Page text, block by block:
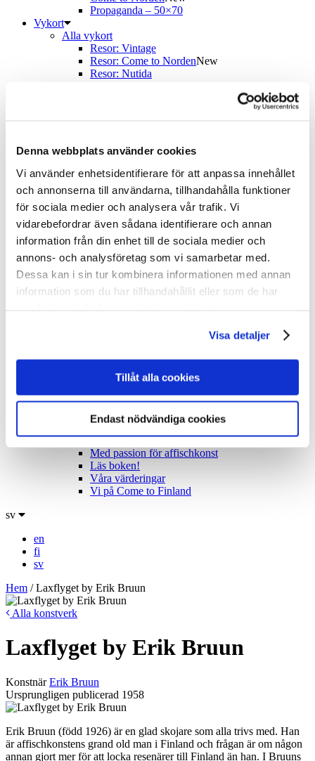
Denna webbplats använder cookies
Vi använder enhetsidentifierare för att anpassa innehållet
och annonserna till användarna, tillhandahålla funktioner
för sociala medier och analysera vår trafik. Vi
vidarebefordrar även sådana identifierare och annan
information från din enhet till de sociala medier och
annons- och analysföretag som vi samarbetar med.
Dessa kan i sin tur kombinera informationen med annan
information som du har tillhandahållit eller som de har
Visa detaljer
Tillåt alla cookies
Endast nödvändiga cookies
Propaganda – 50×70
Vykort
Alla vykort
Resor: Vintage
Resor: Come to NordenNew
Resor: Nutida
Böcker
Brickor & Serveringsfat
Kylskåpsmagneter & Nyckelringar
Glasunderlägg & Muggar
Spel
Pussel & spel
Pussel
Memoryspel
Böcker
Om oss
Tekniska specifikationer
B2B Försäljning
Vad driver oss?
Bloggen: Affischjägarens bekännelser
Affischjägarna – The Video
Med passion för affischkonst
Läs boken!
Våra värderingar
Vi på Come to Finland
sv
en
fi
sv
Hem /Laxflyget by Erik Bruun
Alla konstverk
Laxflyget by Erik Bruun
Konstnär Erik Bruun
Ursprungligen publicerad 1958
Erik Bruun (född 1926) är en glad skojare som alla trivs med. Han
är affischkonstens grand old man i Finland och frågan är om någon
annan gjort mer för att locka resenärer till Finland än han. I Bruuns